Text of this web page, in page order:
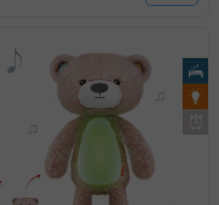
軟體（例如 DVD、CD
一經提供即為完成之線
供（例如線上課程、遊